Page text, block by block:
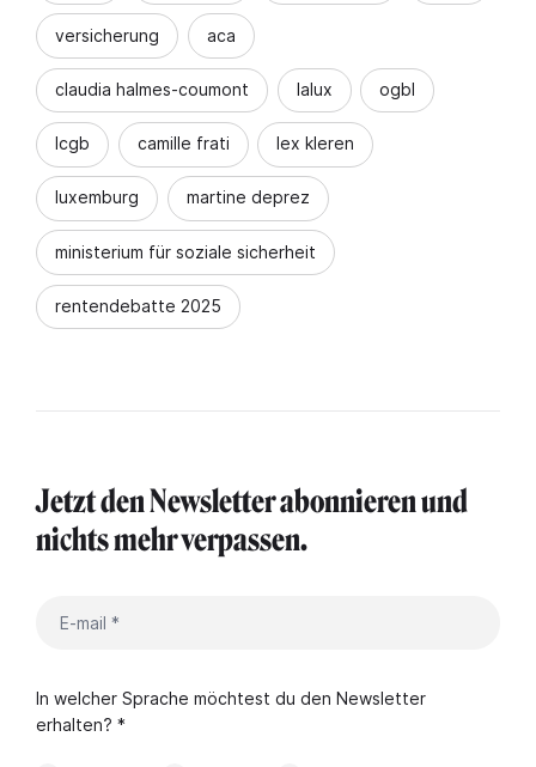
versicherung aca
claudia halmes-coumont lalux ogbl
lcgb camille frati lex kleren
luxemburg martine deprez
ministerium für soziale sicherheit
rentendebatte 2025
Jetzt den Newsletter abonnieren und
nichts mehr verpassen.
In welcher Sprache möchtest du den Newsletter
erhalten? *